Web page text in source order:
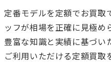
定番モデルを定額でお買取
ッフが相場を正確に見極め
豊富な知識と実績に基づい
ご利用いただける定額買取